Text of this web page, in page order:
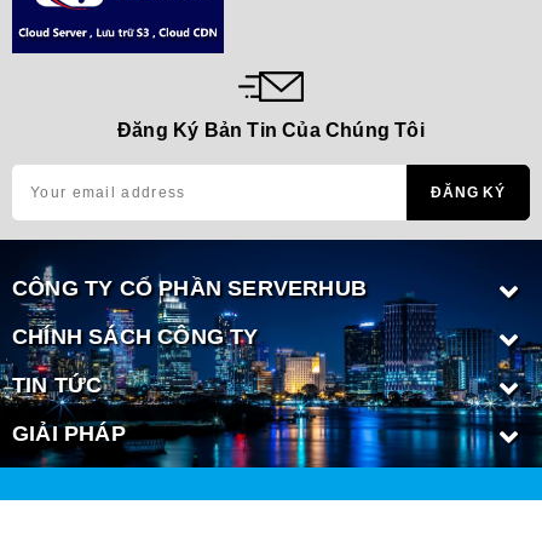
Đăng Ký Bản Tin Của Chúng Tôi
CÔNG TY CỔ PHẦN SERVERHUB
CHÍNH SÁCH CÔNG TY
TIN TỨC
GIẢI PHÁP